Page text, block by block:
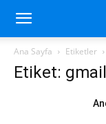
Ana Sayfa Etiketler
Etiket: